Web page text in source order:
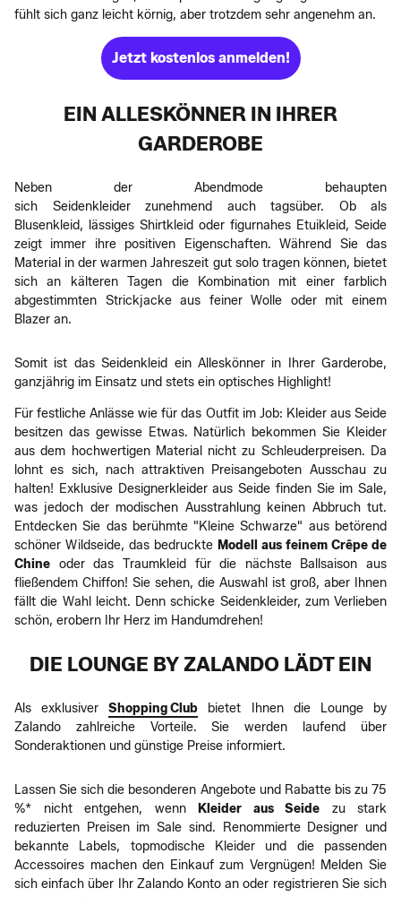
fühlt sich ganz leicht körnig, aber trotzdem sehr angenehm an.
Jetzt kostenlos anmelden!
EIN ALLESKÖNNER IN IHRER
GARDEROBE
Neben der Abendmode behaupten
sich Seidenkleider zunehmend auch tagsüber. Ob als
Blusenkleid, lässiges Shirtkleid oder figurnahes Etuikleid, Seide
zeigt immer ihre positiven Eigenschaften. Während Sie das
Material in der warmen Jahreszeit gut solo tragen können, bietet
sich an kälteren Tagen die Kombination mit einer farblich
abgestimmten Strickjacke aus feiner Wolle oder mit einem
Blazer an.
Somit ist das Seidenkleid ein Alleskönner in Ihrer Garderobe,
ganzjährig im Einsatz und stets ein optisches Highlight!
Für festliche Anlässe wie für das Outfit im Job: Kleider aus Seide
besitzen das gewisse Etwas. Natürlich bekommen Sie Kleider
aus dem hochwertigen Material nicht zu Schleuderpreisen. Da
lohnt es sich, nach attraktiven Preisangeboten Ausschau zu
halten! Exklusive Designerkleider aus Seide finden Sie im Sale,
was jedoch der modischen Ausstrahlung keinen Abbruch tut.
Entdecken Sie das berühmte "Kleine Schwarze" aus betörend
schöner Wildseide, das bedruckte Modell aus feinem Crêpe de
Chine oder das Traumkleid für die nächste Ballsaison aus
fließendem Chiffon! Sie sehen, die Auswahl ist groß, aber Ihnen
fällt die Wahl leicht. Denn schicke Seidenkleider, zum Verlieben
schön, erobern Ihr Herz im Handumdrehen!
DIE LOUNGE BY ZALANDO LÄDT EIN
Als exklusiverShopping Club bietet Ihnen die Lounge by
Zalando zahlreiche Vorteile. Sie werden laufend über
Sonderaktionen und günstige Preise informiert.
Lassen Sie sich die besonderen Angebote und Rabatte bis zu 75
%* nicht entgehen, wenn
Kleider aus Seide zu stark
reduzierten Preisen im Sale sind. Renommierte Designer und
bekannte Labels, topmodische Kleider und die passenden
Accessoires machen den Einkauf zum Vergnügen! Melden Sie
sich einfach über Ihr Zalando Konto an oder registrieren Sie sich